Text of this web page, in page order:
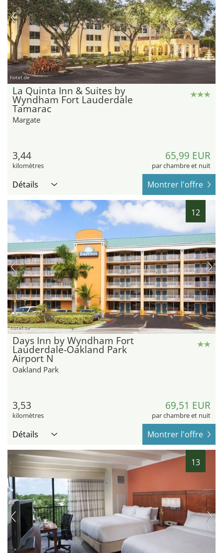
hotel.de
La Quinta Inn & Suites by
Wyndham Fort Lauderdale
Tamarac
Margate
3,44
kilomètres
65,99 EUR
par chambre et nuit
Détails Montrer l'offre
12
hotel.de
Days Inn by Wyndham Fort
Lauderdale-Oakland Park
Airport N
Oakland Park
3,53
kilomètres
69,51 EUR
par chambre et nuit
Détails Montrer l'offre
13